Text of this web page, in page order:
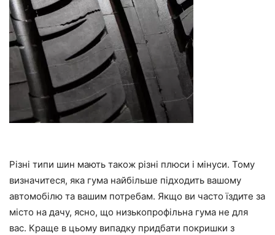
Різні типи шин мають також різні плюси і мінуси. Тому
визначитеся, яка гума найбільше підходить вашому
автомобілю та вашим потребам. Якщо ви часто їздите за
місто на дачу, ясно, що низькопрофільна гума не для
вас. Краще в цьому випадку придбати покришки з